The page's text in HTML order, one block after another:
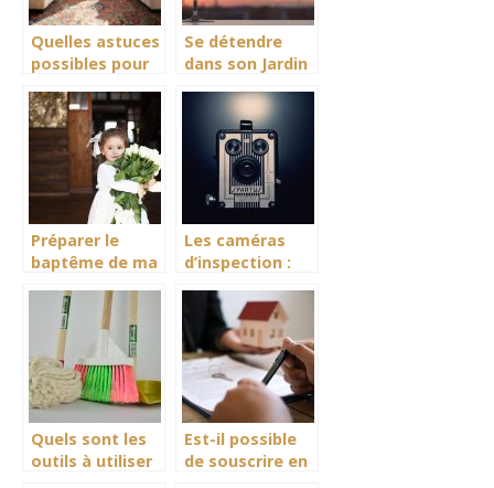
Quelles astuces
possibles pour
?
Se détendre
dans son Jardin
Préparer le
baptême de ma
Les caméras
d’inspection :
utilisations et
achat
Quels sont les
outils à utiliser
Est-il possible
de souscrire en